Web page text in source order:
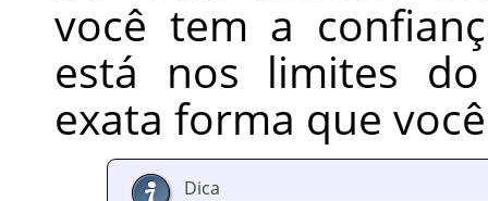
você tem a
está nos limites
exata forma que
Dica